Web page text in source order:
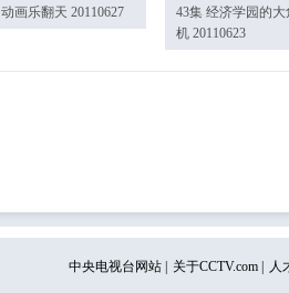
动画乐翻天 20110627
43集 经济学园的大
机 20110623
中央电视台网站 关于CCTV.com 人